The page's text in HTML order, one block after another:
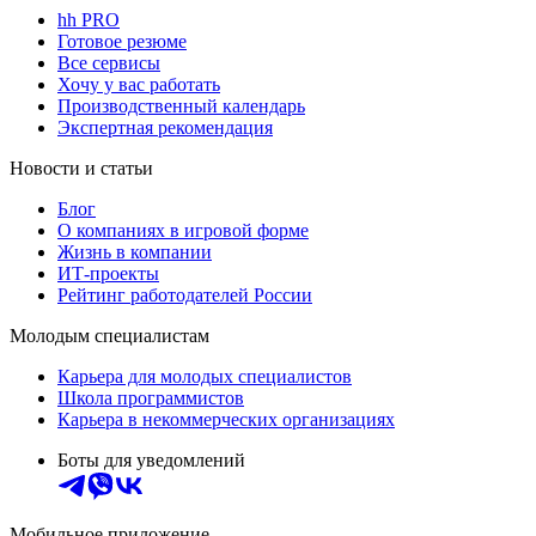
hh PRO
Готовое резюме
Все сервисы
Хочу у вас работать
Производственный календарь
Экспертная рекомендация
Новости и статьи
Блог
О компаниях в игровой форме
Жизнь в компании
ИТ-проекты
Рейтинг работодателей России
Молодым специалистам
Карьера для молодых специалистов
Школа программистов
Карьера в некоммерческих организациях
Боты для уведомлений